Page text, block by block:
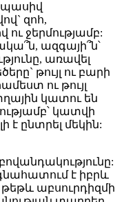
պասիվ
զոհ,
ջերմությամբ:
ազգայի՞ն՝
առավել
թույլ ու բարի
ու թույլ
կատու են
կատվի
է ընտրել մեկին:
է իբրև
աբսուրդիզմի